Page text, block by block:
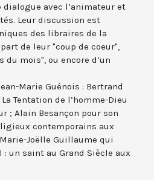
avec l’animateur et
Leur discussion est
des libraires de la
de leur "coup de coeur",
mois", ou encore d’un
Marie Guénois : Bertrand
Tentation de l’homme-Dieu
; Alain Besançon pour son
contemporains aux
Joëlle Guillaume qui
un saint au Grand Siècle aux